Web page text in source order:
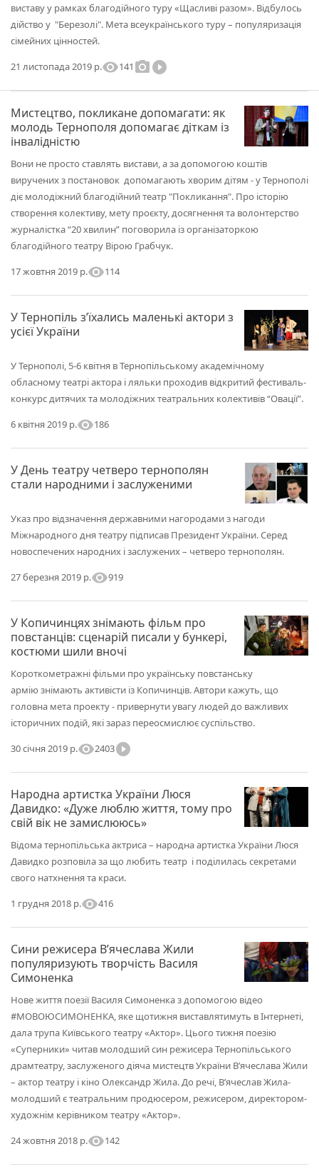
виставу у рамках благодійного туру «Щасливі разом». Відбулось
дійство у "Березолі". Мета всеукраїнського туру – популяризація
сімейних цінностей.
21 листопада 2019 р.visibility141 photo_cameraplay_circle_filled
Мистецтво, покликане допомагати: як
молодь Тернополя допомагає діткам із
інвалідністю
Вони не просто ставлять вистави, а за допомогою коштів
виручених з постановок допомагають хворим дітям - у Тернополі
діє молодіжний благодійний театр "Покликання". Про історію
створення колективу, мету проєкту, досягнення та волонтерство
журналістка “20 хвилин” поговорила із організаторкою
благодійного театру Вірою Грабчук.
17 жовтня 2019 р.visibility114
У Тернопіль з’їхались маленькі актори з
усієї України
У Тернополі, 5-6 квітня в Тернопільському академічному
обласному театрі актора і ляльки проходив відкритий фестиваль-
конкурс дитячих та молодіжних театральних колективів “Овації”.
6 квітня 2019 р.visibility186
У День театру четверо тернополян
стали народними і заслуженими
Указ про відзначення державними нагородами з нагоди
Міжнародного дня театру підписав Президент України. Серед
новоспечених народних і заслужених – четверо тернополян.
27 березня 2019 р.visibility919
У Копичинцях знімають фільм про
повстанців: сценарій писали у бункері,
костюми шили вночі
Короткометражні фільми про українську повстанську
армію знімають активісти із Копичинців. Автори кажуть, що
головна мета проекту - привернути увагу людей до важливих
історичних подій, які зараз переосмислює суспільство.
30 січня 2019 р.visibility2403play_circle_filled
Народна артистка України Люся
Давидко: «Дуже люблю життя, тому про
свій вік не замислююсь»
Відома тернопільська актриса – народна артистка України Люся
Давидко розповіла за що любить театр і поділилась секретами
свого натхнення та краси.
1 грудня 2018 р.visibility416
Cини режисера В’ячеслава Жили
популяризують творчість Василя
Симоненка
Нове життя поезії Василя Симоненка з допомогою відео
#МОВОЮСИМОНЕНКА, яке щотижня виставлятимуть в Інтернеті,
дала трупа Київського театру «Актор». Цього тижня поезію
«Суперники» читав молодший син режисера Тернопільського
драмтеатру, заслуженого діяча мистецтв України В’ячеслава Жили
– актор театру і кіно Олександр Жила. До речі, В’ячеслав Жила-
молодший є театральним продюсером, режисером, директором-
художнім керівником театру «Актор».
24 жовтня 2018 р.visibility142